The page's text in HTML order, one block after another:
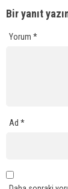
Bir yanıt
Yorum *
Ad *